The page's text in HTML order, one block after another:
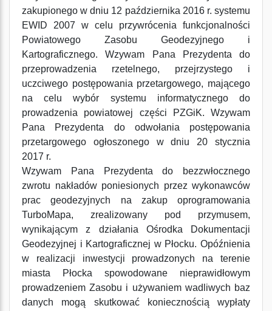
zakupionego w dniu 12 października 2016 r. systemu
EWID 2007 w celu przywrócenia funkcjonalności
Powiatowego Zasobu Geodezyjnego i
Kartograficznego. Wzywam Pana Prezydenta do
przeprowadzenia rzetelnego, przejrzystego i
uczciwego postępowania przetargowego, mającego
na celu wybór systemu informatycznego do
prowadzenia powiatowej części PZGiK. Wzywam
Pana Prezydenta do odwołania postępowania
przetargowego ogłoszonego w dniu 20 stycznia
2017 r.
Wzywam Pana Prezydenta do bezzwłocznego
zwrotu nakładów poniesionych przez wykonawców
prac geodezyjnych na zakup oprogramowania
TurboMapa, zrealizowany pod przymusem,
wynikającym z działania Ośrodka Dokumentacji
Geodezyjnej i Kartograficznej w Płocku. Opóźnienia
w realizacji inwestycji prowadzonych na terenie
miasta Płocka spowodowane nieprawidłowym
prowadzeniem Zasobu i używaniem wadliwych baz
danych mogą skutkować koniecznością wypłaty